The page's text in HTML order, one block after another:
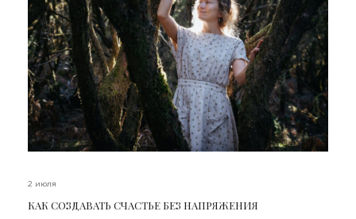
2 июля
КАК СОЗДАВАТЬ СЧАСТЬЕ БЕЗ НАПРЯЖЕНИЯ